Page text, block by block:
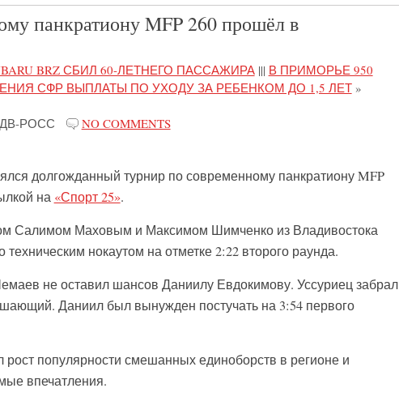
панкратиону MFP 260 прошёл в
BRZ СБИЛ 60-ЛЕТНЕГО ПАССАЖИРА||| В ПРИМОРЬЕ 950
СФР ВЫПЛАТЫ ПО УХОДУ ЗА РЕБЕНКОМ ДО 1,5 ЛЕТ»
РОСС NO COMMENTS
долгожданный турнир по современному панкратиону MFP
на «Спорт 25».
Салимом Маховым и Максимом Шимченко из Владивостока
нокаутом на отметке 2:22 второго раунда.
не оставил шансов Даниилу Евдокимову. Уссуриец забрал
Даниил был вынужден постучать на 3:54 первого
рост популярности смешанных единоборств в регионе и
впечатления.